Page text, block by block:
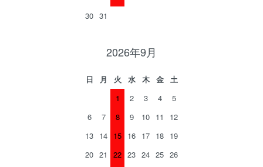
30 31
2026年9月
日 月 火 水 木 金
土
1
2 3 4
5
6
7 8 9 10 11
12
13 14 15 16 17 18 19
20 21 22 23 24 25 26